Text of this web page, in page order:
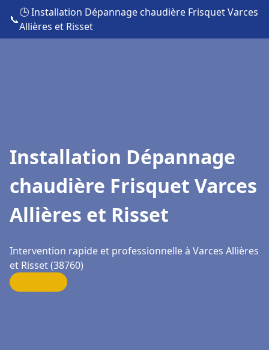
📞
🕒 Installation Dépannage chaudière Frisquet Varces
Allières et Risset
Installation Dépannage
chaudière Frisquet Varces
Allières et Risset
Intervention rapide et professionnelle à Varces Allières
et Risset (38760)